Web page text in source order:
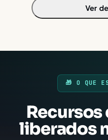
Ver
🎁 O QUE
Recursos
liberados